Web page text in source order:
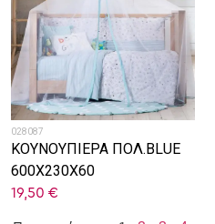
028087
ΚΟΥΝΟΥΠΙΕΡΑ ΠΟΛ.BLUE
600Χ230Χ60
19,50 €